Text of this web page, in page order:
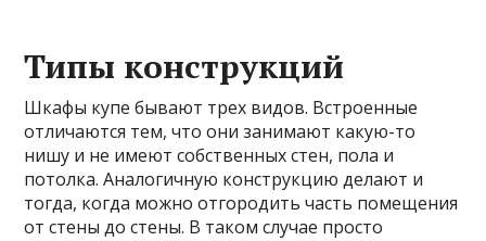
Типы конструкций
Шкафы купе бывают трех видов. Встроенные
отличаются тем, что они занимают какую-то
нишу и не имеют собственных стен, пола и
потолка. Аналогичную конструкцию делают и
тогда, когда можно отгородить часть помещения
от стены до стены. В таком случае просто